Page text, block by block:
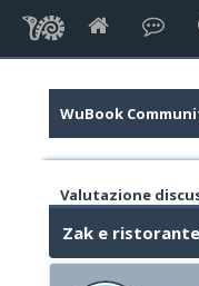
WuBook
Valutazione
Zak e